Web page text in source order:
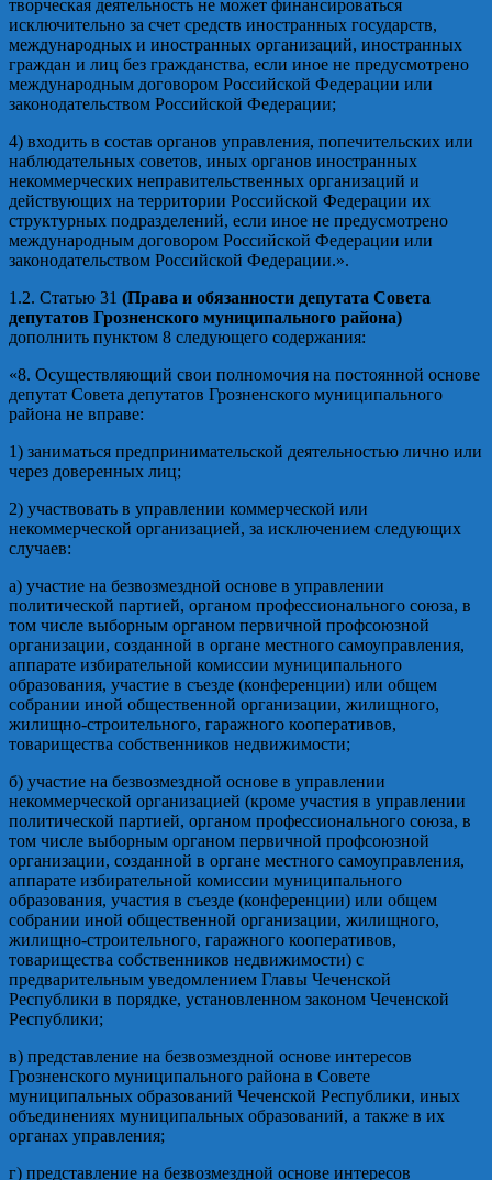
творческая деятельность не может финансироваться
исключительно за счет средств иностранных государств,
международных и иностранных организаций, иностранных
граждан и лиц без гражданства, если иное не предусмотрено
международным договором Российской Федерации или
законодательством Российской Федерации;
4) входить в состав органов управления, попечительских или
наблюдательных советов, иных органов иностранных
некоммерческих неправительственных организаций и
действующих на территории Российской Федерации их
структурных подразделений, если иное не предусмотрено
международным договором Российской Федерации или
законодательством Российской Федерации.».
1.2. Статью 31 (Права и обязанности депутата Совета
депутатов Грозненского муниципального района)
дополнить пунктом 8 следующего содержания:
«8. Осуществляющий свои полномочия на постоянной основе
депутат Совета депутатов Грозненского муниципального
района не вправе:
1) заниматься предпринимательской деятельностью лично или
через доверенных лиц;
2) участвовать в управлении коммерческой или
некоммерческой организацией, за исключением следующих
случаев:
а) участие на безвозмездной основе в управлении
политической партией, органом профессионального союза, в
том числе выборным органом первичной профсоюзной
организации, созданной в органе местного самоуправления,
аппарате избирательной комиссии муниципального
образования, участие в съезде (конференции) или общем
собрании иной общественной организации, жилищного,
жилищно-строительного, гаражного кооперативов,
товарищества собственников недвижимости;
б) участие на безвозмездной основе в управлении
некоммерческой организацией (кроме участия в управлении
политической партией, органом профессионального союза, в
том числе выборным органом первичной профсоюзной
организации, созданной в органе местного самоуправления,
аппарате избирательной комиссии муниципального
образования, участия в съезде (конференции) или общем
собрании иной общественной организации, жилищного,
жилищно-строительного, гаражного кооперативов,
товарищества собственников недвижимости) с
предварительным уведомлением Главы Чеченской
Республики в порядке, установленном законом Чеченской
Республики;
в) представление на безвозмездной основе интересов
Грозненского муниципального района в Совете
муниципальных образований Чеченской Республики, иных
объединениях муниципальных образований, а также в их
органах управления;
г) представление на безвозмездной основе интересов